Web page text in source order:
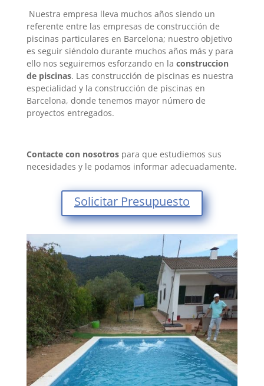
Nuestra empresa lleva muchos años siendo un
referente entre las empresas de construcción de
piscinas particulares en Barcelona; nuestro objetivo
es seguir siéndolo durante muchos años más y para
ello nos seguiremos esforzando en la construccion
de piscinas. Las construcción de piscinas es nuestra
especialidad y la construcción de piscinas en
Barcelona, donde tenemos mayor número de
proyectos entregados.
Contacte con nosotrospara que estudiemos sus
necesidades y le podamos informar adecuadamente.
Solicitar Presupuesto